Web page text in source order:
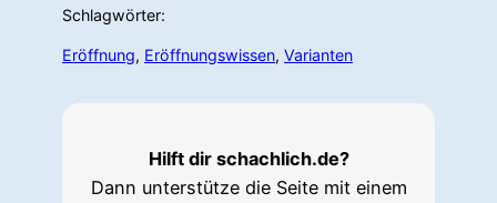
Schlagwörter:
Eröffnung, Eröffnungswissen, Varianten
Hilft dir schachlich.de?
Dann unterstütze die Seite mit einem